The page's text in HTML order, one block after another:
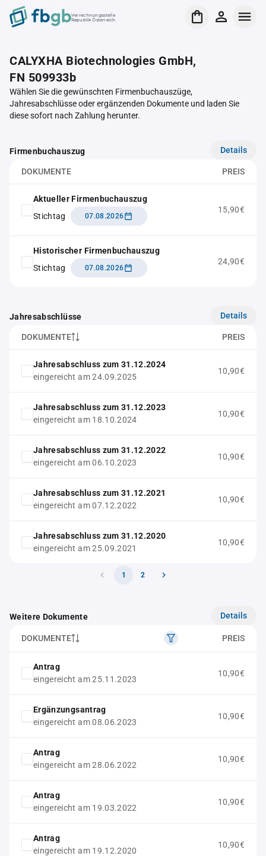
Verrechnungsstelle
Republik Österreich
CALYXHA Biotechnologies GmbH,
FN 509933b
Wählen Sie die gewünschten Firmenbuchauszüge,
Jahresabschlüsse oder ergänzenden Dokumente und laden Sie
diese sofort nach Zahlung herunter.
Firmenbuchauszug Details
DOKUMENTE PREIS
Aktueller Firmenbuchauszug
Stichtag
07.08.2026
15,90€
Historischer Firmenbuchauszug
Stichtag
07.08.2026
24,90€
Jahresabschlüsse Details
DOKUMENTE PREIS
Jahresabschluss zum 31.12.2024
eingereicht am 24.09.2025
10,90€
Jahresabschluss zum 31.12.2023
eingereicht am 18.10.2024
10,90€
Jahresabschluss zum 31.12.2022
eingereicht am 06.10.2023
10,90€
Jahresabschluss zum 31.12.2021
eingereicht am 07.12.2022
10,90€
Jahresabschluss zum 31.12.2020
eingereicht am 25.09.2021
10,90€
1 2
Weitere Dokumente Details
DOKUMENTE PREIS
Antrag
eingereicht am 25.11.2023
10,90€
Ergänzungsantrag
eingereicht am 08.06.2023
10,90€
Antrag
eingereicht am 28.06.2022
10,90€
Antrag
eingereicht am 19.03.2022
10,90€
Antrag
eingereicht am 19.12.2020
10,90€